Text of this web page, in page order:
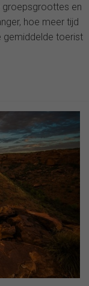
groepsgroottes en
hoe meer tijd
gemiddelde toerist